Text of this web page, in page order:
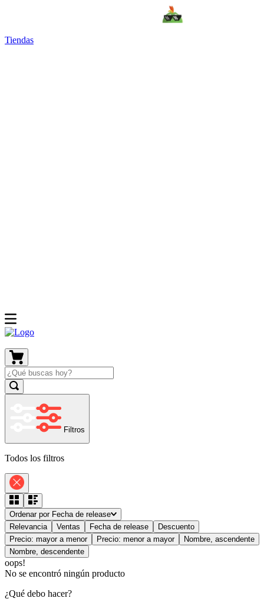
Tiendas
Filtros
Todos los filtros
Ordenar por Fecha de release
Relevancia
Ventas Fecha de release
Descuento
Precio: mayor a menor
Precio: menor a mayor
Nombre, ascendente
Nombre, descendente
oops!
No se encontró ningún producto
¿Qué debo hacer?